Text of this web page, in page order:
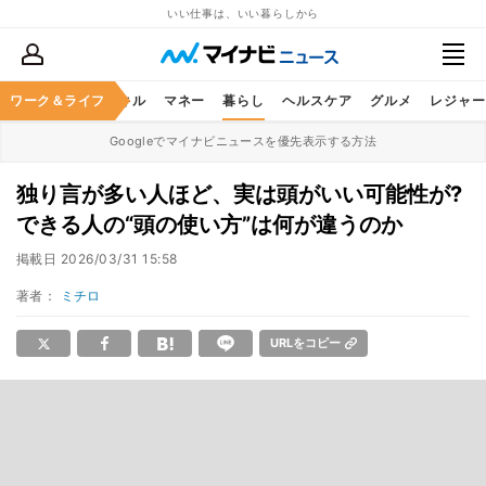
いい仕事は、いい暮らしから
ワーク＆ライフ
ア ビジネススキル マネー 暮らし ヘルスケア グルメ レジャー
Googleでマイナビニュースを優先表示する方法
独り言が多い人ほど、実は頭がいい可能性が?
できる人の“頭の使い方”は何が違うのか
掲載日 2026/03/31 15:58
著者： ミチロ
URLをコピー